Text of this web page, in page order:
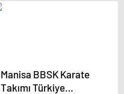
Manisa BBSK Karate
Takımı Türkiye